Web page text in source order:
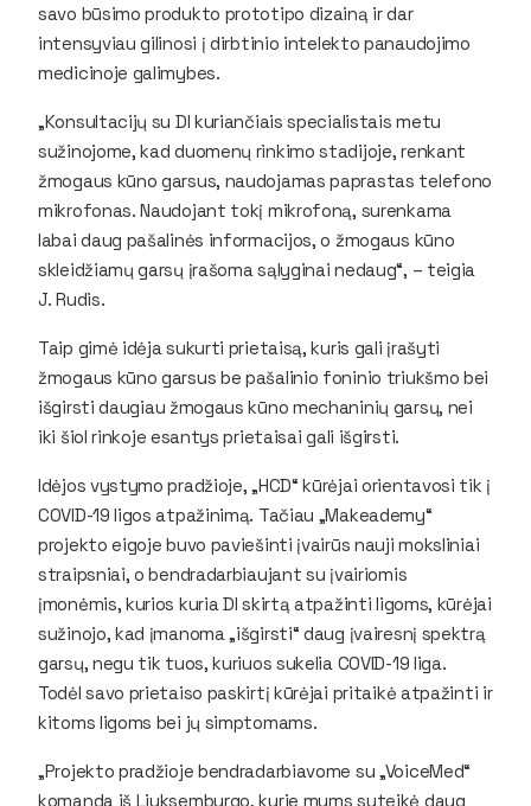
savo būsimo produkto prototipo dizainą ir dar
intensyviau gilinosi į dirbtinio intelekto panaudojimo
medicinoje galimybes.
„Konsultacijų su DI kuriančiais specialistais metu
sužinojome, kad duomenų rinkimo stadijoje, renkant
žmogaus kūno garsus, naudojamas paprastas telefono
mikrofonas. Naudojant tokį mikrofoną, surenkama
labai daug pašalinės informacijos, o žmogaus kūno
skleidžiamų garsų įrašoma sąlyginai nedaug“, – teigia
J. Rudis.
Taip gimė idėja sukurti prietaisą, kuris gali įrašyti
žmogaus kūno garsus be pašalinio foninio triukšmo bei
išgirsti daugiau žmogaus kūno mechaninių garsų, nei
iki šiol rinkoje esantys prietaisai gali išgirsti.
Idėjos vystymo pradžioje, „HCD“ kūrėjai orientavosi tik į
COVID-19 ligos atpažinimą. Tačiau „Makeademy“
projekto eigoje buvo paviešinti įvairūs nauji moksliniai
straipsniai, o bendradarbiaujant su įvairiomis
įmonėmis, kurios kuria DI skirtą atpažinti ligoms, kūrėjai
sužinojo, kad įmanoma „išgirsti“ daug įvairesnį spektrą
garsų, negu tik tuos, kuriuos sukelia COVID-19 liga.
Todėl savo prietaiso paskirtį kūrėjai pritaikė atpažinti ir
kitoms ligoms bei jų simptomams.
„Projekto pradžioje bendradarbiavome su „VoiceMed“
komanda iš Liuksemburgo, kurie mums suteikė daug